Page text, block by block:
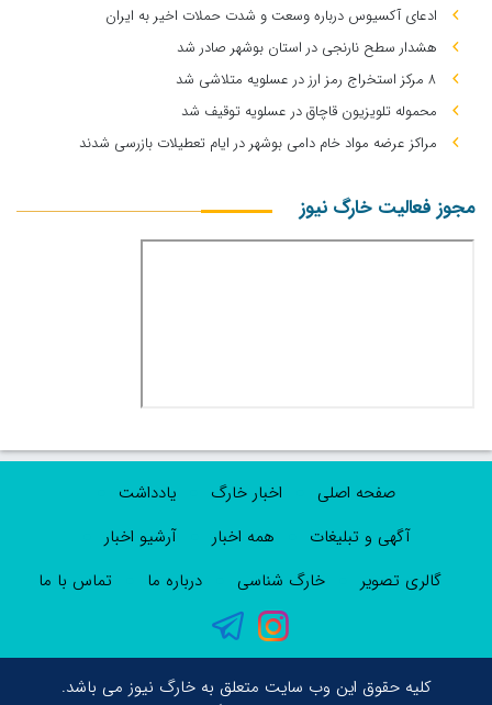
ادعای آکسیوس درباره وسعت و شدت حملات اخیر به ایران
هشدار سطح نارنجی در استان بوشهر صادر شد
۸ مرکز استخراج رمز ارز در عسلویه متلاشی شد
محموله تلویزیون قاچاق در عسلویه توقیف شد
مراکز عرضه مواد خام دامی بوشهر در ایام تعطیلات بازرسی شدند
مجوز فعالیت خارگ نیوز
صفحه اصلی اخبار خارگ
یادداشت
آگهی و تبلیغات
همه اخبار
آرشیو اخبار
گالری تصویر
خارگ شناسی درباره ما تماس با ما
کلیه حقوق این وب سایت متعلق به خارگ نیوز می باشد.